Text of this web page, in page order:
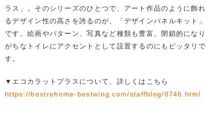
ラス」。そのシリーズのひとつで、アート作品のように飾れ
るデザイン性の高さを誇るのが、「デザインパネルキット」
です。絵画やパターン、写真など種類も豊富。閉鎖的になり
がちなトイレにアクセントとして設置するのにもピッタリで
す。
▼エコカラットプラスについて、詳しくはこちら
https://bestrehome-bestwing.com/staffblog/8746.html